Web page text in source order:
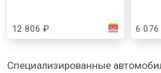
12 806 ₽ 6
Специализированные